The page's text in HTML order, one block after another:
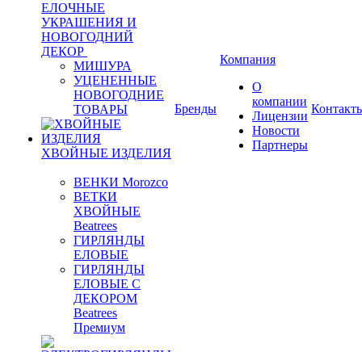
ЕЛОЧНЫЕ
УКРАШЕНИЯ И
НОВОГОДНИЙ
ДЕКОР
МИШУРА
УЦЕНЕННЫЕ
НОВОГОДНИЕ
ТОВАРЫ
ХВОЙНЫЕ ИЗДЕЛИЯ
ВЕНКИ Morozco
ВЕТКИ
ХВОЙНЫЕ
Beatrees
ГИРЛЯНДЫ
ЕЛОВЫЕ
ГИРЛЯНДЫ
ЕЛОВЫЕ С
ДЕКОРОМ
Beatrees
Премиум
Бренды
Компания
О
компании
Лицензии
Новости
Партнеры